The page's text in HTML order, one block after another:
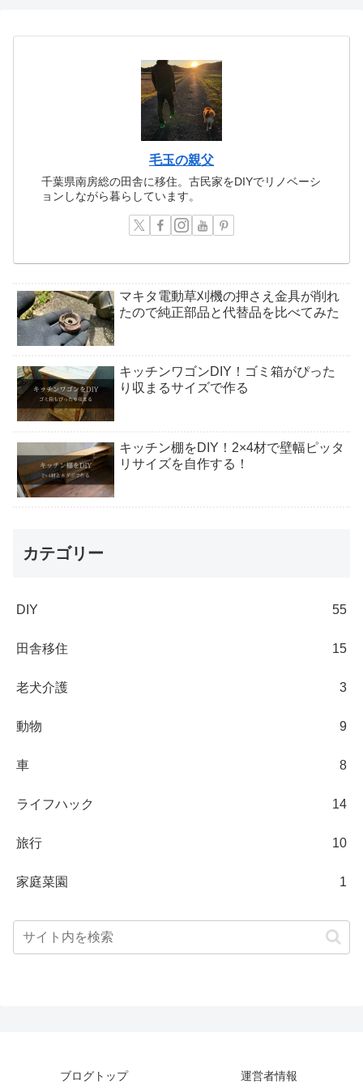
毛玉の親父
千葉県南房総の田舎に移住。古民家をDIYでリノベーシ
ョンしながら暮らしています。
マキタ電動草刈機の押さえ金具が削れ
たので純正部品と代替品を比べてみた
キッチンワゴンDIY！ゴミ箱がぴった
り収まるサイズで作る
キッチン棚をDIY！2×4材で壁幅ピッタ
リサイズを自作する！
カテゴリー
DIY 55
田舎移住 15
老犬介護 3
動物 9
車 8
ライフハック 14
旅行 10
家庭菜園 1
ブログトップ 運営者情報